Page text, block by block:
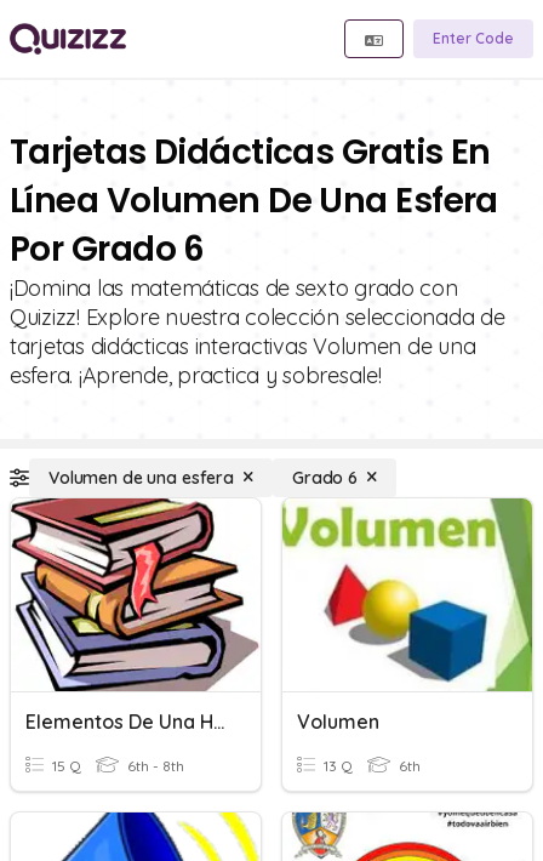
Enter Code
Tarjetas Didácticas Gratis En
Línea Volumen De Una Esfera
Por Grado 6
¡Domina las matemáticas de sexto grado con
Quizizz! Explore nuestra colección seleccionada de
tarjetas didácticas interactivas Volumen de una
esfera. ¡Aprende, practica y sobresale!
Volumen de una esfera Grado 6
Elementos De Una Historia
15 Q 6th - 8th
Volumen
13 Q 6th